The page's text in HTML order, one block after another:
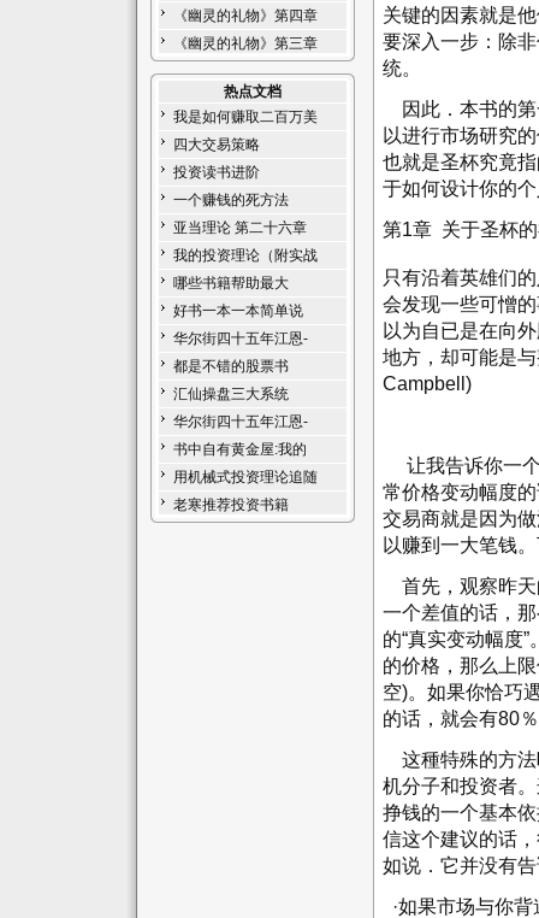
《幽灵的礼物》第四章
《幽灵的礼物》第三章
热点文档
我是如何赚取二百万美
四大交易策略
投资读书进阶
一个赚钱的死方法
亚当理论 第二十六章
我的投资理论（附实战
哪些书籍帮助最大
好书一本一本简单说
华尔街四十五年江恩-
都是不错的股票书
汇仙操盘三大系统
华尔街四十五年江恩-
书中自有黄金屋:我的
用机械式投资理论追随
老寒推荐投资书籍
关键的因素就是
要深入一步：除
统。
因此．本书的第
以进行市场研究
也就是圣杯究竟
于如何设计你的
第1章 关于圣杯
只有沿着英雄们
会发现一些可憎
以为自已是在向
地方，却可能是
Campbell)
让我告诉你一个
常价格变动幅度
交易商就是因为
以赚到一大笔钱
首先，观察昨天
一个差值的话，
的“真实变动幅度
的价格，那么上
空)。如果你恰巧
的话，就会有80
这種特殊的方法
机分子和投资者
挣钱的一个基本
信这个建议的话
如说．它并没有
·如果市场与你